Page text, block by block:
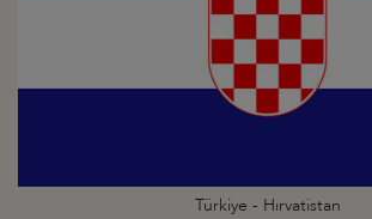
Türkiye - Hırvatistan